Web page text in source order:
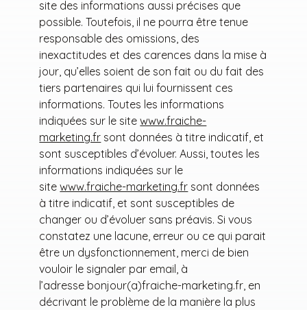
site des informations aussi précises que
possible. Toutefois, il ne pourra être tenue
responsable des omissions, des
inexactitudes et des carences dans la mise à
jour, qu’elles soient de son fait ou du fait des
tiers partenaires qui lui fournissent ces
informations. Toutes les informations
indiquées sur le sitewww.fraiche-
marketing.fr sont données à titre indicatif, et
sont susceptibles d’évoluer. Aussi, toutes les
informations indiquées sur le
sitewww.fraiche-marketing.fr sont données
à titre indicatif, et sont susceptibles de
changer ou d’évoluer sans préavis. Si vous
constatez une lacune, erreur ou ce qui parait
être un dysfonctionnement, merci de bien
vouloir le signaler par email, à
l’adresse bonjour(a)fraiche-marketing.fr, en
décrivant le problème de la manière la plus